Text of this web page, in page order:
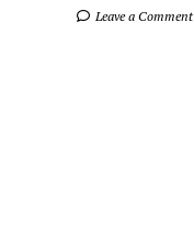
Leave a Comment